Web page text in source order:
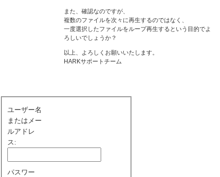
また、確認なのですが、
複数のファイルを次々に再生するのではなく、
一度選択したファイルをループ再生するという目的でよ
ろしいでしょうか？
以上、よろしくお願いいたします。
HARKサポートチーム
ユーザー名
またはメー
ルアドレ
ス:
パスワー